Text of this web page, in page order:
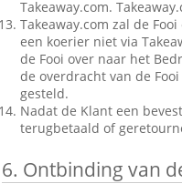
Takeaway.com.
Takeaway.com zal de
een koerier niet via
de Fooi over naar het
de overdracht van de
gesteld.
Nadat de Klant een
terugbetaald of
6. Ontbinding van